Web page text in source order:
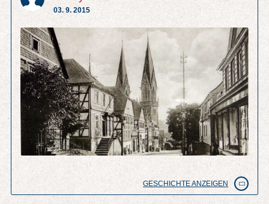
03. 9. 2015
GESCHICHTE ANZEIGEN